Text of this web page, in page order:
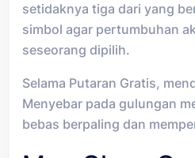
setidaknya tiga dari yang
simbol agar pertumbuhan
seseorang dipilih.
Selama Putaran Gratis,
Menyebar pada gulungan
bebas berpaling dan